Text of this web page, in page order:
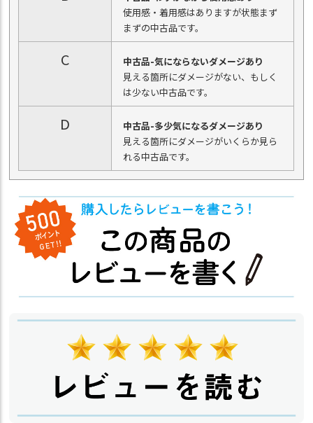
使用感・着用感はありますが状態まず
まずの中古品です。
C
中古品-気にならないダメージあり
見える箇所にダメージがない、もしく
は少ない中古品です。
D
中古品-多少気になるダメージあり
見える箇所にダメージがいくらか見ら
れる中古品です。